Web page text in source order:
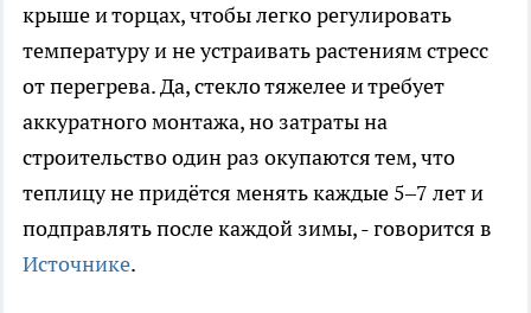
крыше и торцах, чтобы легко регулировать
температуру и не устраивать растениям стресс
от перегрева. Да, стекло тяжелее и требует
аккуратного монтажа, но затраты на
строительство один раз окупаются тем, что
теплицу не придётся менять каждые 5–7 лет и
подправлять после каждой зимы, - говорится в
Источнике.